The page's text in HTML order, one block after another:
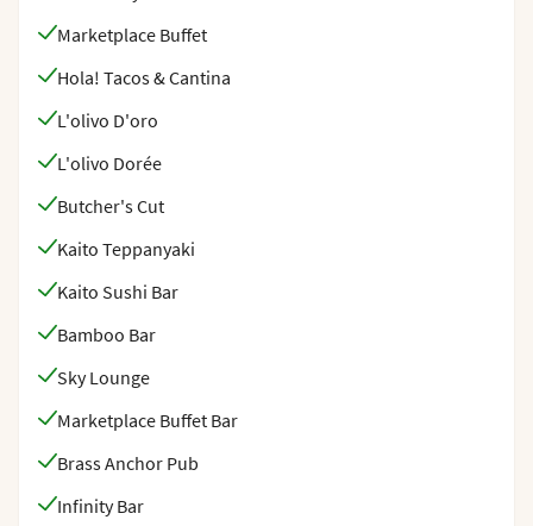
Marketplace Buffet
Hola! Tacos & Cantina
L'olivo D'oro
L'olivo Dorée
Butcher's Cut
Kaito Teppanyaki
Kaito Sushi Bar
Bamboo Bar
Sky Lounge
Marketplace Buffet Bar
Brass Anchor Pub
Infinity Bar